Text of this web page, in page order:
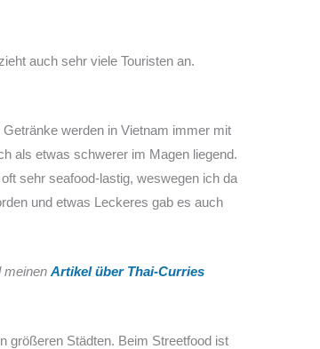
auch sehr viele Touristen an.
werden in Vietnam immer mit
als etwas schwerer im Magen liegend.
sehr seafood-lastig, weswegen ich da
und etwas Leckeres gab es auch
meinenArtikel über Thai-Curries
größeren Städten. Beim Streetfood ist